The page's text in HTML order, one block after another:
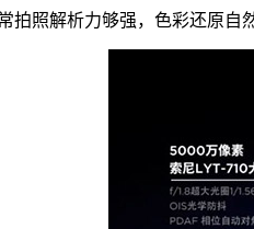
拍照解析力够强，色彩还原